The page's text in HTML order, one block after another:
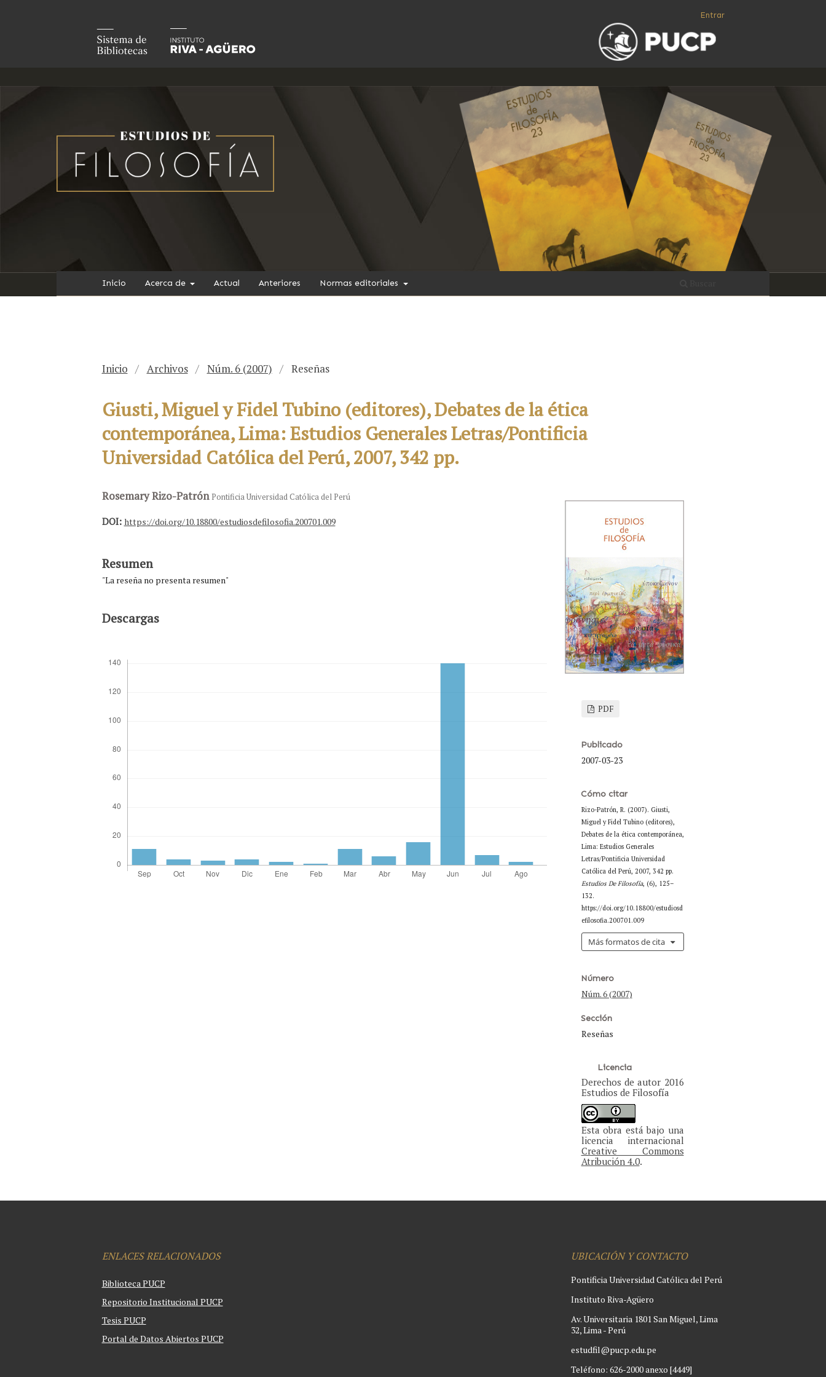
Inicio Acerca de Actual Anteriores Normas editoriales
Entrar
Inicio / Archivos / Núm. 6 (2007) / Reseñas
Giusti, Miguel y Fidel Tubino (editores), Debates de la ética
contemporánea, Lima: Estudios Generales Letras/Pontificia
Universidad Católica del Perú, 2007, 342 pp.
Rosemary Rizo-Patrón Pontificia Universidad Católica del Perú
DOI: https://doi.org/10.18800/estudiosdefilosofia.200701.009
Resumen
"La reseña no presenta resumen"
Descargas
PDF
Publicado
2007-03-23
Cómo citar
Rizo-Patrón, R. (2007). Giusti,
Miguel y Fidel Tubino (editores),
Debates de la ética contemporánea,
Lima: Estudios Generales
Letras/Pontificia Universidad
Católica del Perú, 2007, 342 pp.
Estudios De Filosofía, (6), 125–
132.
https://doi.org/10.18800/estudiosd
efilosofia.200701.009
Más formatos de cita
Número
Núm. 6 (2007)
Sección
Reseñas
Licencia
Derechos de autor 2016
Estudios de Filosofía
Esta obra está bajo una
licencia internacional
Creative Commons
Atribución 4.0.
ENLACES RELACIONADOS
Biblioteca PUCP
Repositorio Institucional PUCP
Tesis PUCP
Portal de Datos Abiertos PUCP
UBICACIÓN Y CONTACTO
Pontificia Universidad Católica del Perú
Instituto Riva-Agüero
Av. Universitaria 1801 San Miguel, Lima
32, Lima - Perú
estudfil@pucp.edu.pe
Teléfono: 626-2000 anexo [4449]